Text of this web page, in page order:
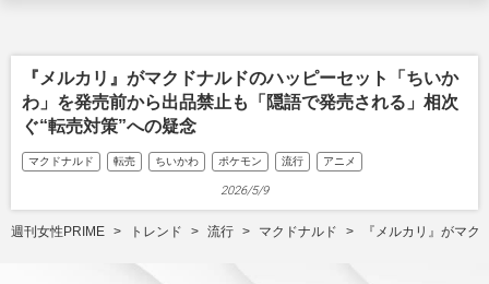
『メルカリ』がマクドナルドのハッピーセット「ちいか
わ」を発売前から出品禁止も「隠語で発売される」相次
ぐ“転売対策”への疑念
マクドナルド 転売 ちいかわ ポケモン 流行 アニメ
2026/5/9
週刊女性PRIME トレンド 流行 マクドナルド 『メルカリ』がマ